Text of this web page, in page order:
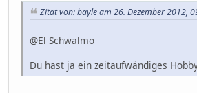
Zitat von: bayle am 26. Dezember 2012,
@El Schwalmo
Du hast ja ein zeitaufwändiges